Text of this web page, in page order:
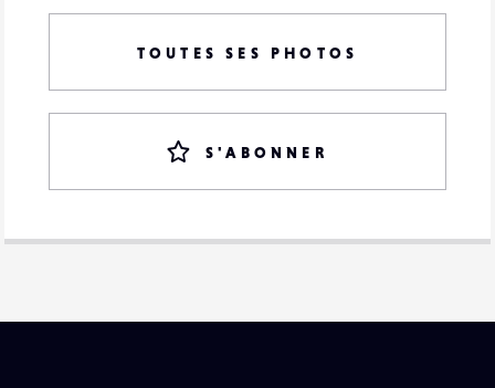
TOUTES SES PHOTOS
S'ABONNER